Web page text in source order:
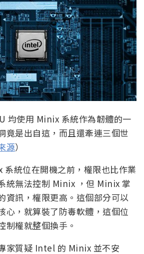
均使用 Minix 系統作為韌體的一
竟是出自這，而且還牽連三個世
源）
統位在開機之前，權限也比作業
統無法控制 Minix ，但 Minix 掌
資訊，權限更高。這個部分可以
心，就算裝了防毒軟體，這個位
制權就整個換手。
家質疑 Intel 的 Minix 並不安